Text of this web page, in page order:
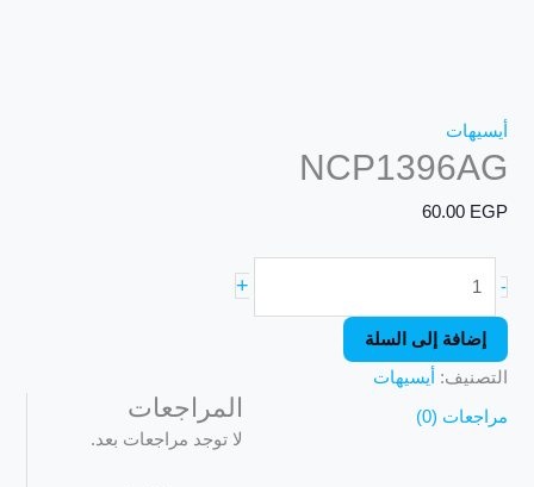
أيسيهات
NCP1396AG
60.00 EGP
-
+
إضافة إلى السلة
التصنيف:
أيسيهات
مراجعات (0) المراجعات
لا توجد مراجعات بعد.